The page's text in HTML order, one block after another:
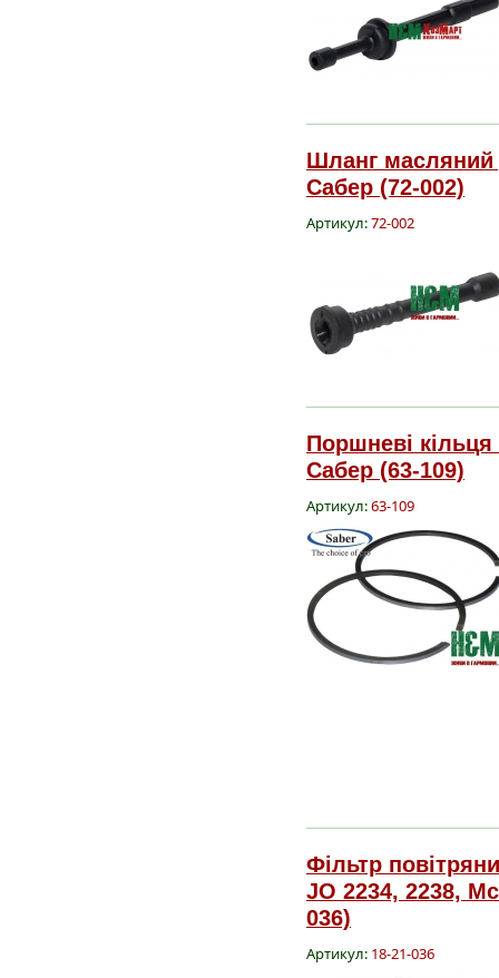
Шланг масляний
Сабер (72-002)
Артикул:72-002
Поршневі
Сабер (63-109)
Артикул:63-109
Фільтр
JO 2234, 2238,
036)
Артикул: 18-21-036